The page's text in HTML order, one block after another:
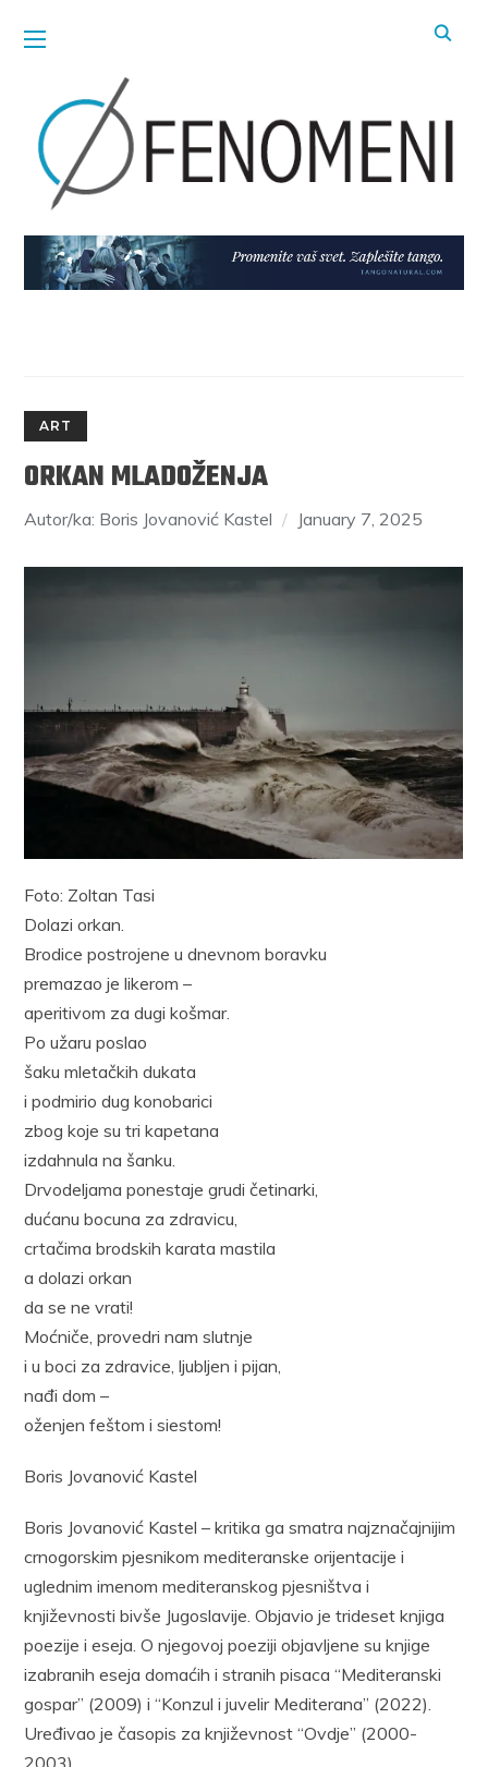
ART
ORKAN MLADOŽENJA
Autor/ka: Boris Jovanović Kastel January 7, 2025
Foto: Zoltan Tasi
Dolazi orkan.
Brodice postrojene u dnevnom boravku
premazao je likerom –
aperitivom za dugi košmar.
Po užaru poslao
šaku mletačkih dukata
i podmirio dug konobarici
zbog koje su tri kapetana
izdahnula na šanku.
Drvodeljama ponestaje grudi četinarki,
dućanu bocuna za zdravicu,
crtačima brodskih karata mastila
a dolazi orkan
da se ne vrati!
Moćniče, provedri nam slutnje
i u boci za zdravice, ljubljen i pijan,
nađi dom –
oženjen feštom i siestom!
Boris Jovanović Kastel
Boris Jovanović Kastel – kritika ga smatra najznačajnijim
crnogorskim pjesnikom mediteranske orijentacije i
uglednim imenom mediteranskog pjesništva i
književnosti bivše Jugoslavije. Objavio je trideset knjiga
poezije i eseja. O njegovoj poeziji objavljene su knjige
izabranih eseja domaćih i stranih pisaca “Mediteranski
gospar” (2009) i “Konzul i juvelir Mediterana” (2022).
Uređivao je časopis za književnost “Ovdje” (2000-